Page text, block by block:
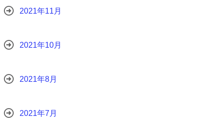
2021年11月
2021年10月
2021年8月
2021年7月